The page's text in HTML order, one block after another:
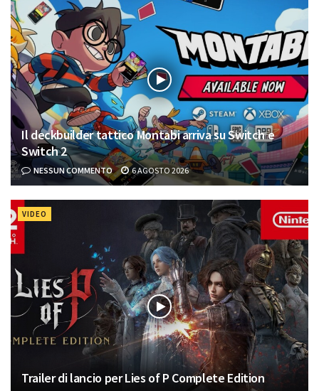
Il deckbuilder tattico Montabi arriva su Switch e
Switch 2
NESSUN COMMENTO 6 AGOSTO 2026
VIDEO
Trailer di lancio per Lies of P Complete Edition